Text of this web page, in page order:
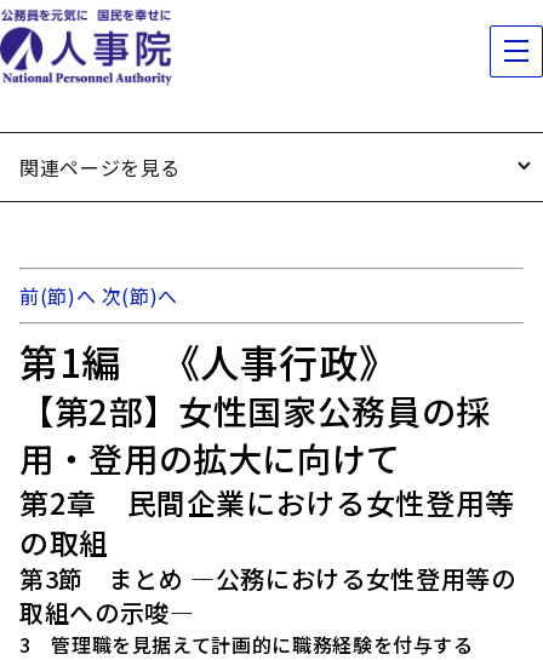
関連ページを見る
前(節)へ 次(節)へ
第1編 《人事行政》
【第2部】女性国家公務員の採
用・登用の拡大に向けて
第2章 民間企業における女性登用等
の取組
第3節 まとめ ―公務における女性登用等の
取組への示唆―
3 管理職を見据えて計画的に職務経験を付与する